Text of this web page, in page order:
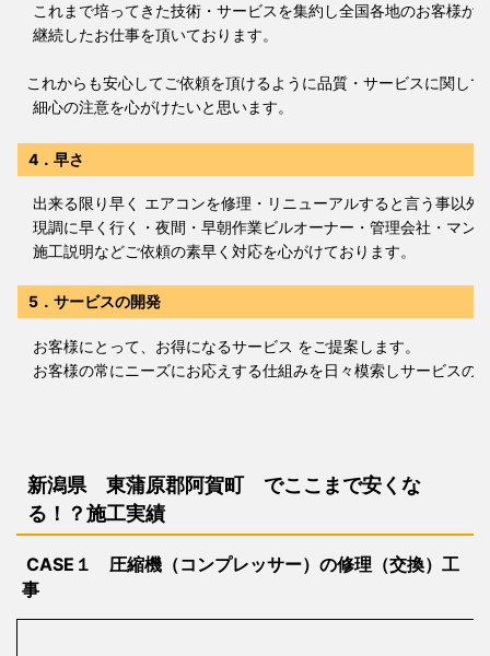
これまで培ってきた技術・サービスを集約し全国各地のお客様か
継続したお仕事を頂いております。
これからも安心してご依頼を頂けるように品質・サービスに関して
細心の注意を心がけたいと思います。
4．早さ
出来る限り早く エアコンを修理・リニューアルすると言う事以外
現調に早く行く・夜間・早朝作業ビルオーナー・管理会社・マン
施工説明などご依頼の素早く対応を心がけております。
5．サービスの開発
お客様にとって、お得になるサービス をご提案します。
お客様の常にニーズにお応えする仕組みを日々模索しサービスの
新潟県 東蒲原郡阿賀町 でここまで安くな
る！？施工実績
CASE１ 圧縮機（コンプレッサー）の修理（交換）工
事